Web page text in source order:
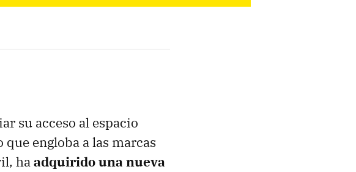
su acceso al espacio
engloba a las marcas
haadquirido una nueva